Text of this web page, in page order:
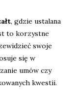
, gdzie ustalana
to korzystne
swoje
się w
umów czy
kwestii.